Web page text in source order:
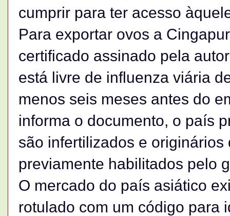
cumprir para ter acesso
Para exportar ovos a
certificado assinado pela
está livre de influenza viária
menos seis meses antes do
informa o documento, o país
são infertilizados e
previamente habilitados pelo
O mercado do país asiático
rotulado com um código para